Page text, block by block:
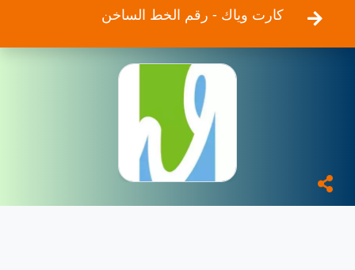
كارت وياك - رقم الخط الساخن